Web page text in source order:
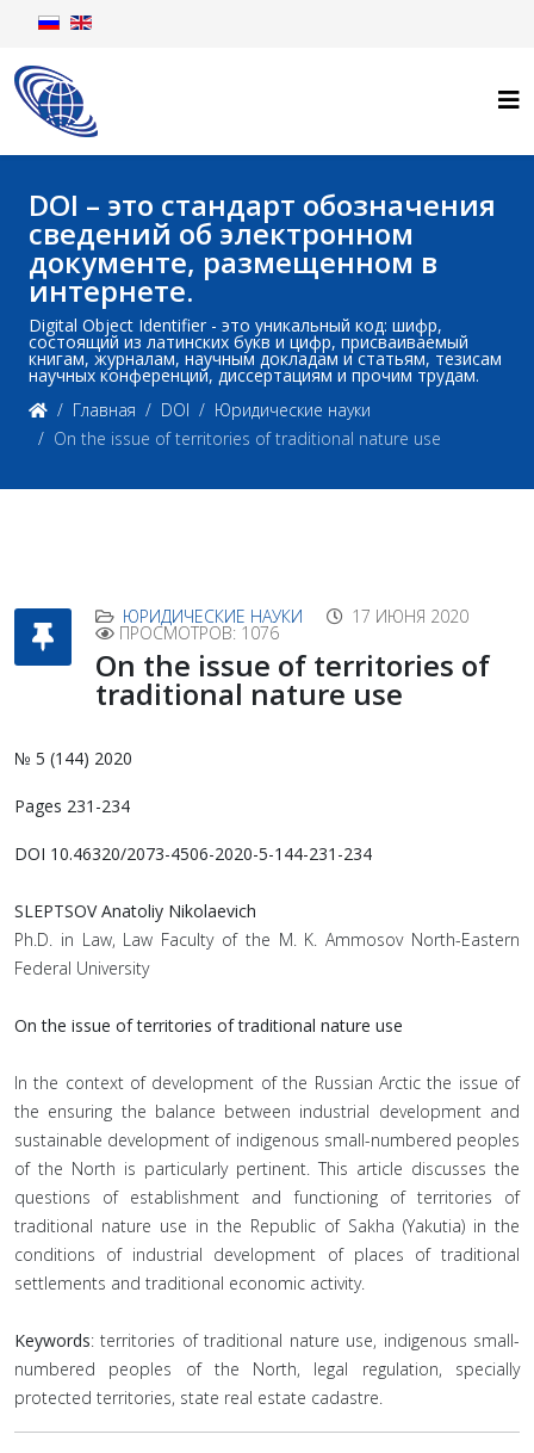
DOI – это стандарт обозначения
сведений об электронном
документе, размещенном в
интернете.
Digital Object Identifier - это уникальный код: шифр,
состоящий из латинских букв и цифр, присваиваемый
книгам, журналам, научным докладам и статьям, тезисам
научных конференций, диссертациям и прочим трудам.
Главная
DOI
Юридические науки
On the issue of territories of traditional nature use
ЮРИДИЧЕСКИЕ НАУКИ 17 ИЮНЯ 2020
ПРОСМОТРОВ: 1076
On the issue of territories of
traditional nature use
№ 5 (144) 2020
Pages 231-234
DOI 10.46320/2073-4506-2020-5-144-231-234
SLEPTSOV Anatoliy Nikolaevich
Ph.D. in Law, Law Faculty of the M. K. Ammosov North-Eastern
Federal University
On the issue of territories of traditional nature use
In the context of development of the Russian Arctic the issue of
the ensuring the balance between industrial development and
sustainable development of indigenous small-numbered peoples
of the North is particularly pertinent. This article discusses the
questions of establishment and functioning of territories of
traditional nature use in the Republic of Sakha (Yakutia) in the
conditions of industrial development of places of traditional
settlements and traditional economic activity.
Keywords: territories of traditional nature use, indigenous small-
numbered peoples of the North, legal regulation, specially
protected territories, state real estate cadastre.